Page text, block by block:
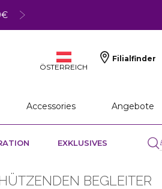
ÖSTERREICH
Filialfinder
Accessories Angebote
EXKLUSIVES
BEGLEITER